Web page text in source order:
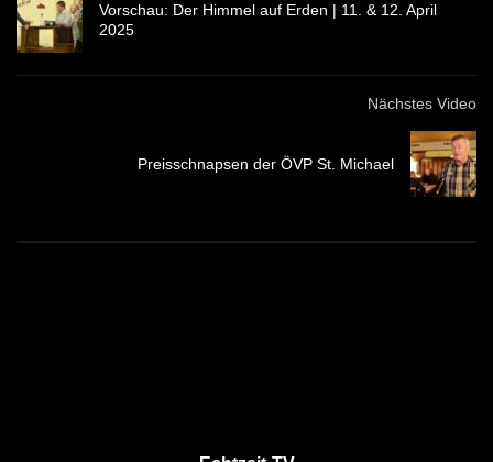
Vorschau: Der Himmel auf Erden | 11. & 12. April
2025
Nächstes Video
Preisschnapsen der ÖVP St. Michael